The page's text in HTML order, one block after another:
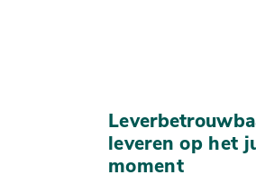
leveren op het
moment